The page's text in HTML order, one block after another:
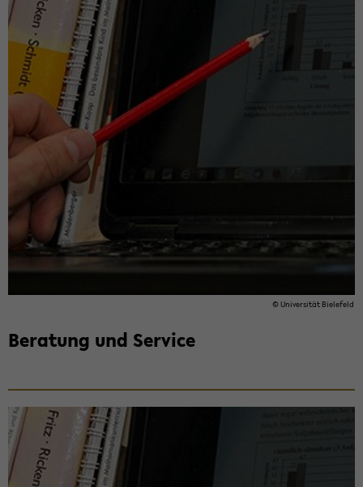
© Uni­ver­si­tät Bie­le­feld
Be­ra­tung und Ser­vice